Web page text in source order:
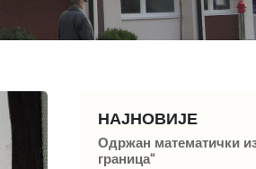
НАЈНОВИЈЕ
Одржан математички
граница“